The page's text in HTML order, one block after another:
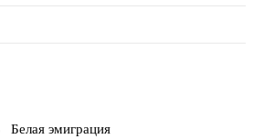
Белая эмиграция